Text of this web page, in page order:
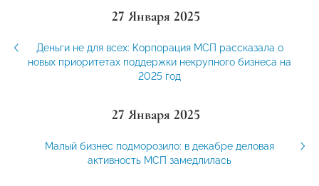
27 Января 2025
Деньги не для всех: Корпорация МСП рассказала о
новых приоритетах поддержки некрупного бизнеса на
2025 год
27 Января 2025
Малый бизнес подморозило: в декабре деловая
активность МСП замедлилась